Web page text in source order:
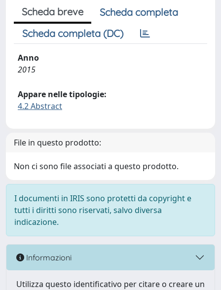
Scheda breve
Scheda completa
Scheda completa (DC)
Anno
2015
Appare nelle tipologie:
4.2 Abstract
File in questo prodotto:
Non ci sono file associati a questo prodotto.
I documenti in IRIS sono protetti da copyright e
tutti i diritti sono riservati, salvo diversa
indicazione.
Informazioni
Utilizza questo identificativo per citare o creare un